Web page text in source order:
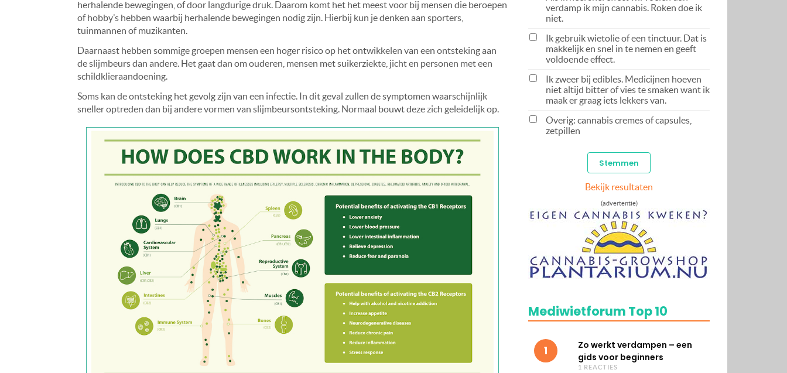
herhalende bewegingen, of door langdurige druk. Daarom komt het het meest voor bij mensen die beroepen
of hobby’s hebben waarbij herhalende bewegingen nodig zijn. Hierbij kun je denken aan sporters,
tuinmannen of muzikanten.
Daarnaast hebben sommige groepen mensen een hoger risico op het ontwikkelen van een ontsteking aan
de slijmbeurs dan andere. Het gaat dan om ouderen, mensen met suikerziekte, jicht en personen met een
schildklieraandoening.
Soms kan de ontsteking het gevolg zijn van een infectie. In dit geval zullen de symptomen waarschijnlijk
sneller optreden dan bij andere vormen van slijmbeursontsteking. Normaal bouwt deze zich geleidelijk op.
verdamp ik mijn cannabis. Roken doe ik
niet.
Ik gebruik wietolie of een tinctuur. Dat is
makkelijk en snel in te nemen en geeft
voldoende effect.
Ik zweer bij edibles. Medicijnen hoeven
niet altijd bitter of vies te smaken want ik
maak er graag iets lekkers van.
Overig: cannabis cremes of capsules,
zetpillen
Bekijk resultaten
(advertentie)
Mediwietforum Top 10
1
Zo werkt verdampen – een
gids voor beginners
1 REACTIES